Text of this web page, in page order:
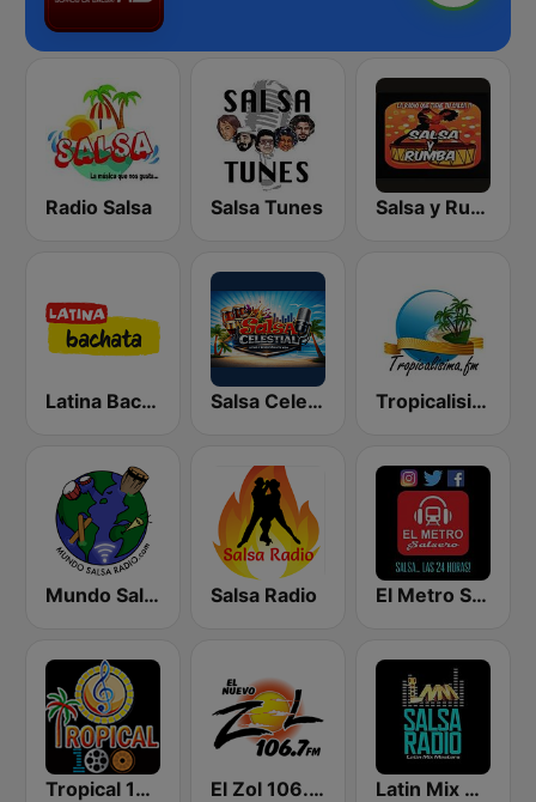
Radio Salsa Salsa Tunes Salsa y Rumba
Latina Bachata Salsa Celestial Tropicalisima.fm - Salsa
Mundo Salsa Radio Salsa Radio El Metro Salsero
Tropical 100 Salsa El Zol 106.7 FM Latin Mix Masters Salsa Radio